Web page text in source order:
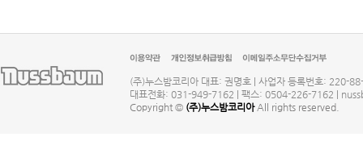
(주)누스밤코리아 대표: 권명호 | 사업자 등록번호: 220-
대표전화: 031-949-7162 | 팩스: 0504-226-7162 |
Copyright © (주)누스밤코리아All rights reserved.